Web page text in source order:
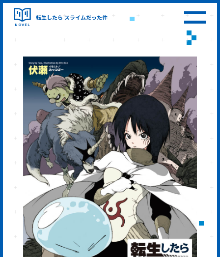
NOVEL
転生したら スライムだった件